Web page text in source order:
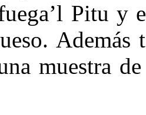
Pitu y
Además
muestra